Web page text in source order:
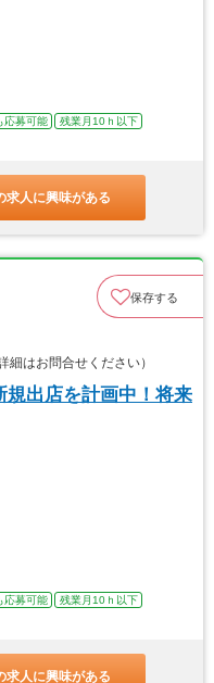
応募可能
残業月10ｈ以下
求人に興味がある
保存する
はお問合せください）
規出店を計画中！将来
応募可能
残業月10ｈ以下
求人に興味がある